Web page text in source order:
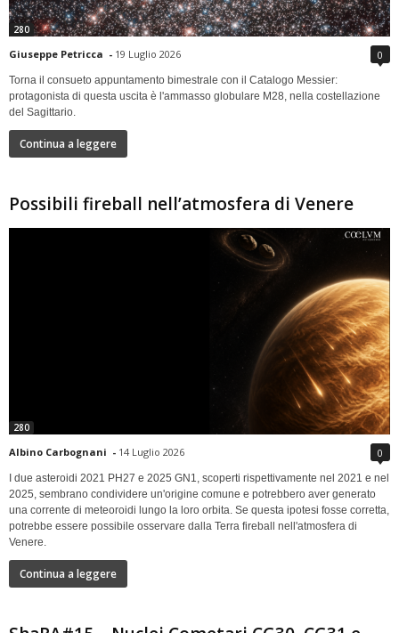
280
Giuseppe Petricca - 19 Luglio 2026 0
Torna il consueto appuntamento bimestrale con il Catalogo Messier:
protagonista di questa uscita è l'ammasso globulare M28, nella costellazione
del Sagittario.
Continua a leggere
Possibili fireball nell’atmosfera di Venere
280
Albino Carbognani - 14 Luglio 2026 0
I due asteroidi 2021 PH27 e 2025 GN1, scoperti rispettivamente nel 2021 e nel
2025, sembrano condividere un'origine comune e potrebbero aver generato
una corrente di meteoroidi lungo la loro orbita. Se questa ipotesi fosse corretta,
potrebbe essere possibile osservare dalla Terra fireball nell'atmosfera di
Venere.
Continua a leggere